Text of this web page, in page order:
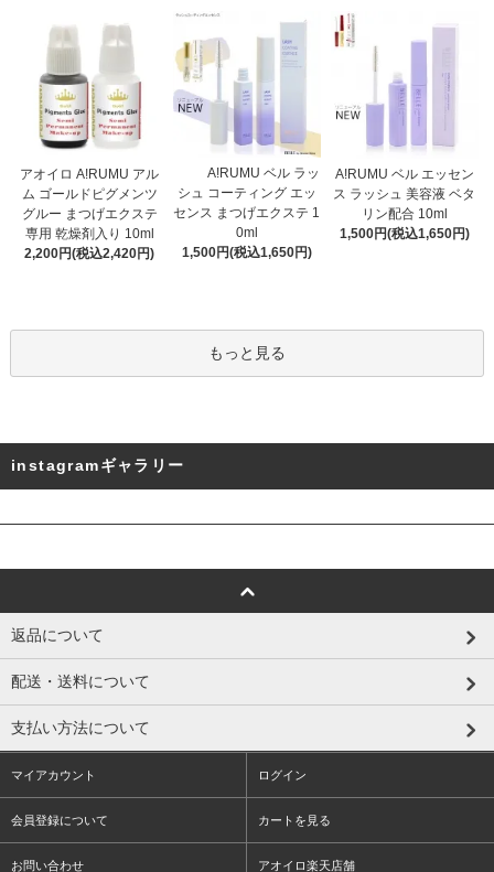
アオイロ A!RUMU アル
ム ゴールドピグメンツ
グルー まつげエクステ
専用 乾燥剤入り 10ml
2,200円(税込2,420円)
A!RUMU ベル ラッ
シュ コーティング エッ
センス まつげエクステ 1
0ml
1,500円(税込1,650円)
A!RUMU ベル エッセン
ス ラッシュ 美容液 ベタ
リン配合 10ml
1,500円(税込1,650円)
もっと見る
instagramギャラリー
返品について
配送・送料について
支払い方法について
マイアカウント ログイン
会員登録について カートを見る
お問い合わせ アオイロ楽天店舗